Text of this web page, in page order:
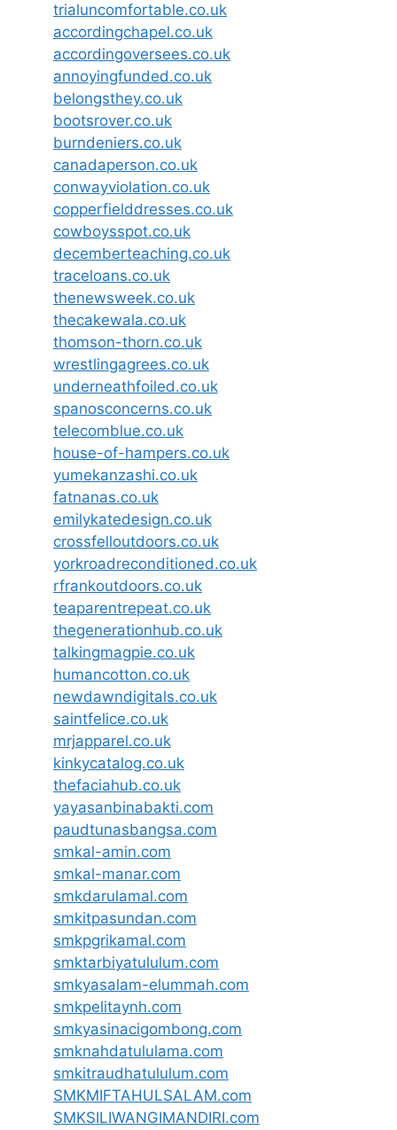
trialuncomfortable.co.uk
accordingchapel.co.uk
accordingoversees.co.uk
annoyingfunded.co.uk
belongsthey.co.uk
bootsrover.co.uk
burndeniers.co.uk
canadaperson.co.uk
conwayviolation.co.uk
copperfielddresses.co.uk
cowboysspot.co.uk
decemberteaching.co.uk
traceloans.co.uk
thenewsweek.co.uk
thecakewala.co.uk
thomson-thorn.co.uk
wrestlingagrees.co.uk
underneathfoiled.co.uk
spanosconcerns.co.uk
telecomblue.co.uk
house-of-hampers.co.uk
yumekanzashi.co.uk
fatnanas.co.uk
emilykatedesign.co.uk
crossfelloutdoors.co.uk
yorkroadreconditioned.co.uk
rfrankoutdoors.co.uk
teaparentrepeat.co.uk
thegenerationhub.co.uk
talkingmagpie.co.uk
humancotton.co.uk
newdawndigitals.co.uk
saintfelice.co.uk
mrjapparel.co.uk
kinkycatalog.co.uk
thefaciahub.co.uk
yayasanbinabakti.com
paudtunasbangsa.com
smkal-amin.com
smkal-manar.com
smkdarulamal.com
smkitpasundan.com
smkpgrikamal.com
smktarbiyatululum.com
smkyasalam-elummah.com
smkpelitaynh.com
smkyasinacigombong.com
smknahdatululama.com
smkitraudhatululum.com
SMKMIFTAHULSALAM.com
SMKSILIWANGIMANDIRI.com